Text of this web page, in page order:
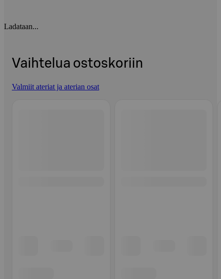
Ladataan...
Vaihtelua ostoskoriin
Valmiit ateriat ja aterian osat